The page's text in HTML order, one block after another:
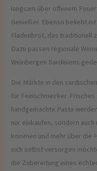
langsam über offenem
Genießer. Ebenso beliebt ist
Fladenbrot, das traditionell
Dazu passen regionale
Weinbergen Sardiniens
Die Märkte in den
für Feinschmecker.
handgemachte Pasta
nur einkaufen, sondern
kommen und mehr über die
sich selbst versorgen
die Zubereitung eines